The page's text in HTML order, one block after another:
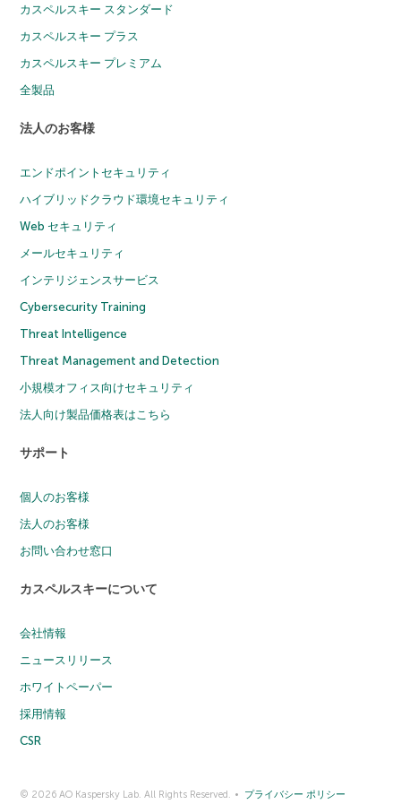
カスペルスキー スタンダード
カスペルスキー プラス
カスペルスキー プレミアム
全製品
法人のお客様
エンドポイントセキュリティ
ハイブリッドクラウド環境セキュリティ
Web セキュリティ
メールセキュリティ
インテリジェンスサービス
Cybersecurity Training
Threat Intelligence
Threat Management and Detection
小規模オフィス向けセキュリティ
法人向け製品価格表はこちら
サポート
個人のお客様
法人のお客様
お問い合わせ窓口
カスペルスキーについて
会社情報
ニュースリリース
ホワイトペーパー
採用情報
CSR
© 2026 AO Kaspersky Lab. All Rights Reserved. プライバシー ポリシー